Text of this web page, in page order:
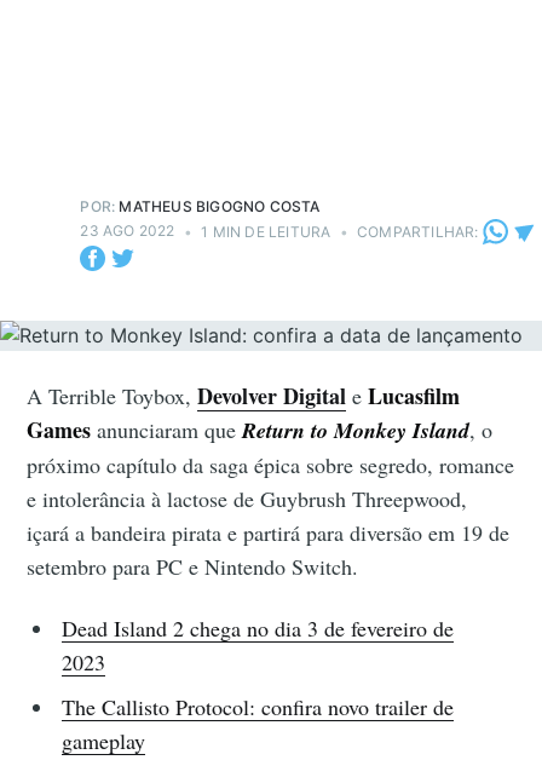
POR: MATHEUS BIGOGNO COSTA
23 AGO 2022 • 1 MIN DE LEITURA • COMPARTILHAR:
A Terrible Toybox,Devolver Digital eLucasfilm
Gamesanunciaram queReturn to Monkey Island, o
próximo capítulo da saga épica sobre segredo, romance
e intolerância à lactose de Guybrush Threepwood,
içará a bandeira pirata e partirá para diversão em 19 de
setembro para PC e Nintendo Switch.
Dead Island 2 chega no dia 3 de fevereiro de
2023
The Callisto Protocol: confira novo trailer de
gameplay